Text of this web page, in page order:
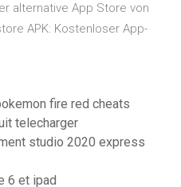
alternative App Store von
APK: Kostenloser App-
fire red cheats
telecharger
studio 2020 express
6 et ipad